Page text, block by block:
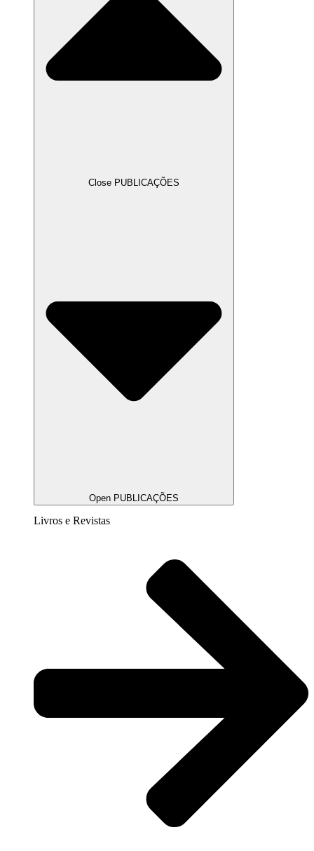
Close PUBLICAÇÕES
Open PUBLICAÇÕES
Livros e Revistas